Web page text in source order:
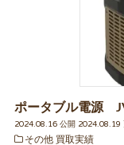
ポータブル電源
2024.08.16 公開 2024.08.19
その他 買取実績